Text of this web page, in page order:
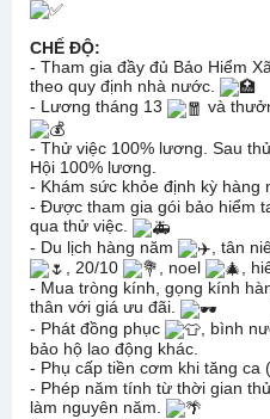
CHẾ ĐỘ:
- Tham gia đầy đủ Bảo Hiểm
theo quy định nhà nước.
- Lương tháng 13
và
- Thử việc 100% lương. Sau
Hội 100% lương.
- Khám sức khỏe định kỳ hàng
- Được tham gia gói bảo hiểm
qua thử việc.
- Du lịch hàng năm
, tân
, 20/10
, noel ,
- Mua tròng kính, gọng kính
thân với giá ưu đãi.
- Phát đồng phục
, bình
bảo hộ lao động khác.
- Phụ cấp tiền cơm khi tăng ca
- Phép năm tính từ thời gian
làm nguyên năm.